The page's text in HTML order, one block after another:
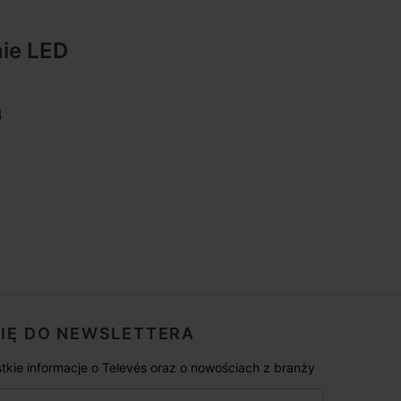
LED
DO NEWSLETTERA
informacje o Televés oraz o nowościach z branży